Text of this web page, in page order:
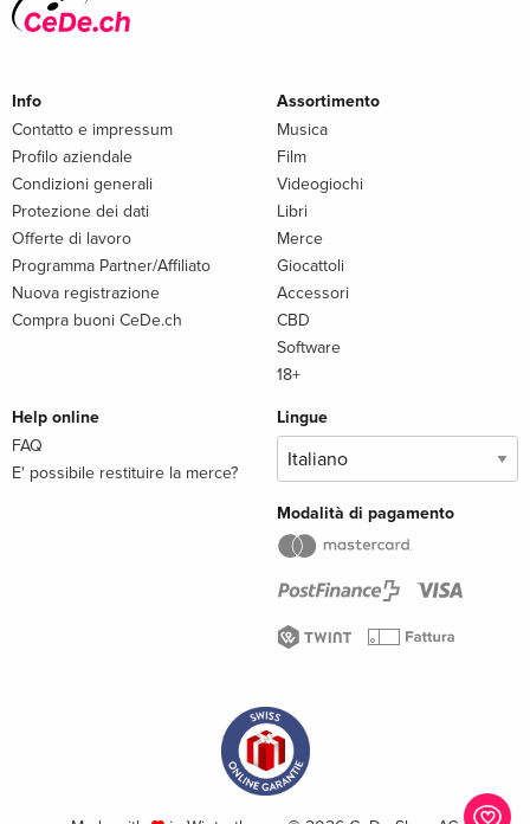
Info
Contatto e impressum
Profilo aziendale
Condizioni generali
Protezione dei dati
Offerte di lavoro
Programma Partner/Affiliato
Nuova registrazione
Compra buoni CeDe.ch
Assortimento
Musica
Film
Videogiochi
Libri
Merce
Giocattoli
Accessori
CBD
Software
18+
Help online
FAQ
E' possibile restituire la merce?
Lingue
Modalità di pagamento